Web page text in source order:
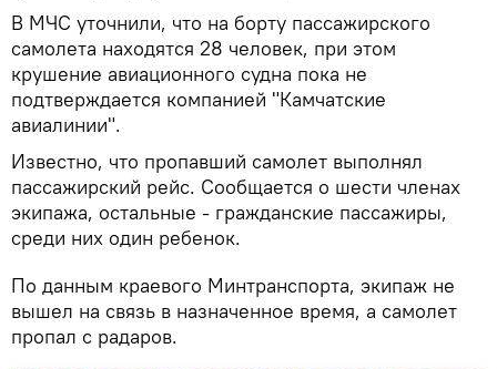
В МЧС уточнили, что на борту пассажирского
самолета находятся 28 человек, при этом
крушение авиационного судна пока не
подтверждается компанией "Камчатские
авиалинии".
Известно, что пропавший самолет выполнял
пассажирский рейс. Сообщается о шести членах
экипажа, остальные - гражданские пассажиры,
среди них один ребенок.
По данным краевого Минтранспорта, экипаж не
вышел на связь в назначенное время, а самолет
пропал с радаров.